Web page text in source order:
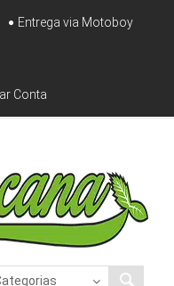
Entrega via Motoboy
Conta